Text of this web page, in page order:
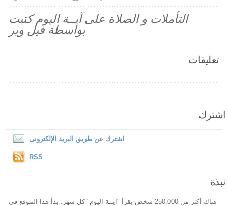
التأملات و الصلاة على آيــة اليوم كتبت
بواسطة فيل وير
تعليقات
اشترك
اشترك عن طريق البريد الإلكترونى
RSS
نبذة
هناك أكثر من 250,000 شخص يقرأ "آيــة اليوم" كل شهر. بدأ هذا الموقع فى